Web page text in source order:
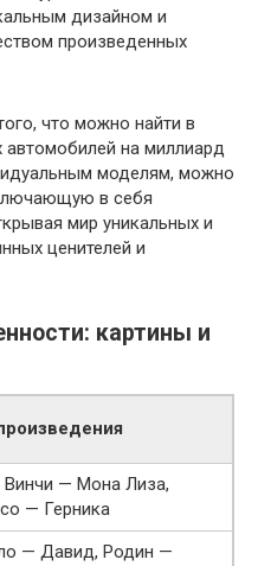
дизайном и
произведенных
что можно найти в
автомобилей на миллиард
моделям, можно
в себя
мир уникальных и
ценителей и
картины и
— Мона Лиза,
— Герника
— Давид, Родин —